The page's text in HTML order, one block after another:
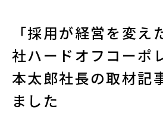
「採用が経営を変え
社ハードオフコー
本太郎社長の取材記
ました